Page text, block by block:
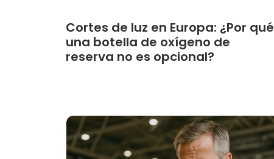
Cortes de luz en Europa: ¿Por qué
una botella de oxígeno de
reserva no es opcional?